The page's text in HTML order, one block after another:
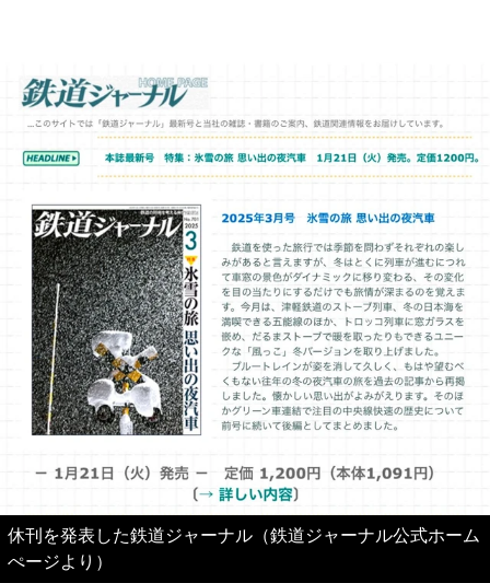
休刊を発表した鉄道ジャーナル（鉄道ジャーナル公式ホーム
ぺージより）